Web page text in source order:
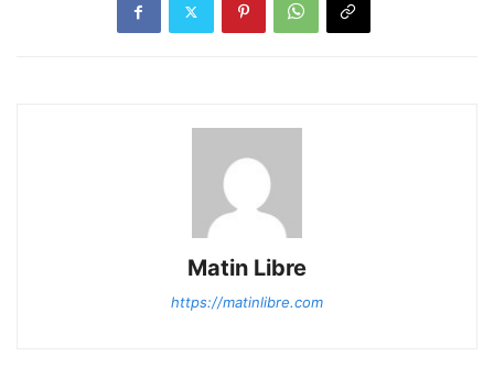
Matin Libre
https://matinlibre.com